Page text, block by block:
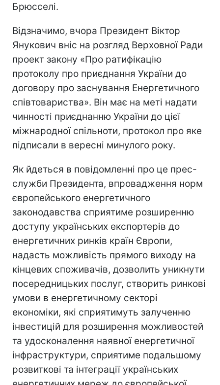
Брюсселі.
Відзначимо, вчора Президент Віктор
Янукович вніс на розгляд Верховної Ради
проект закону «Про ратифікацію
протоколу про приєднання України до
договору про заснування Енергетичного
співтовариства». Він має на меті надати
чинності приєднанню України до цієї
міжнародної спільноти, протокол про яке
підписали в вересні минулого року.
Як йдеться в повідомленні про це прес-
служби Президента, впровадження норм
європейського енергетичного
законодавства сприятиме розширенню
доступу українських експортерів до
енергетичних ринків країн Європи,
надасть можливість прямого виходу на
кінцевих споживачів, дозволить уникнути
посередницьких послуг, створить ринкові
умови в енергетичному секторі
економіки, які сприятимуть залученню
інвестицій для розширення можливостей
та удосконалення наявної енергетичної
інфраструктури, сприятиме подальшому
розвиткові та інтеграції українських